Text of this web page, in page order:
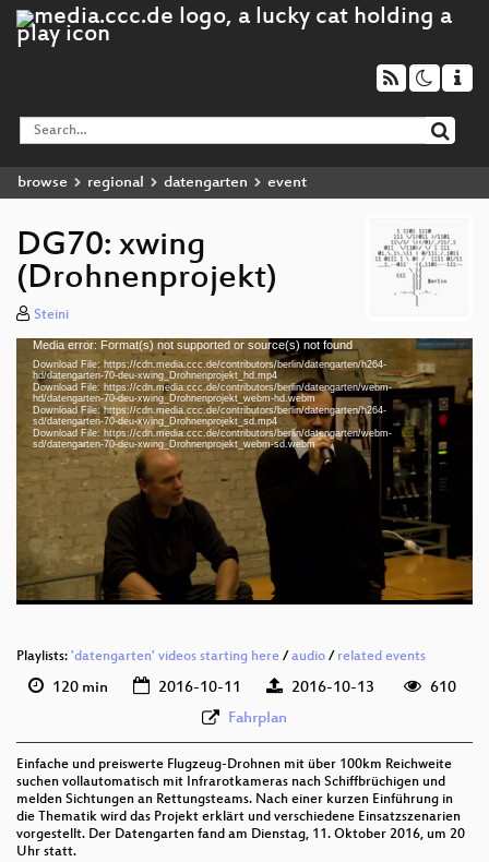
browse regional datengarten event
DG70: xwing
(Drohnenprojekt)
Steini
Video
Player
Media error: Format(s) not supported or source(s) not found
Download File: https://cdn.media.ccc.de/contributors/berlin/datengarten/h264-
hd/datengarten-70-deu-xwing_Drohnenprojekt_hd.mp4
Download File: https://cdn.media.ccc.de/contributors/berlin/datengarten/webm-
hd/datengarten-70-deu-xwing_Drohnenprojekt_webm-hd.webm
Download File: https://cdn.media.ccc.de/contributors/berlin/datengarten/h264-
sd/datengarten-70-deu-xwing_Drohnenprojekt_sd.mp4
Download File: https://cdn.media.ccc.de/contributors/berlin/datengarten/webm-
sd/datengarten-70-deu-xwing_Drohnenprojekt_webm-sd.webmdeu 1080p (mp4)
deu 1080p (webm)
deu 576p (mp4)
deu 576p (webm)
Playlists: 'datengarten' videos starting here / audio / related events
120 min 2016-10-11 2016-10-13
610
Fahrplan
Einfache und preiswerte Flugzeug-Drohnen mit über 100km Reichweite
suchen vollautomatisch mit Infrarotkameras nach Schiffbrüchigen und
melden Sichtungen an Rettungsteams. Nach einer kurzen Einführung in
die Thematik wird das Projekt erklärt und verschiedene Einsatzszenarien
vorgestellt. Der Datengarten fand am Dienstag, 11. Oktober 2016, um 20
Uhr statt.